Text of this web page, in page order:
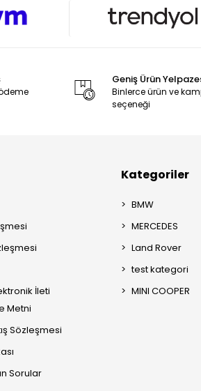
Geniş Ürün
Binlerce ürün ve
seçeneği
İleti
Metni
Sözleşmesi
Sorular
Kategoriler
BMW
MERCEDES
Land Rover
test kategori
MINI COOPER